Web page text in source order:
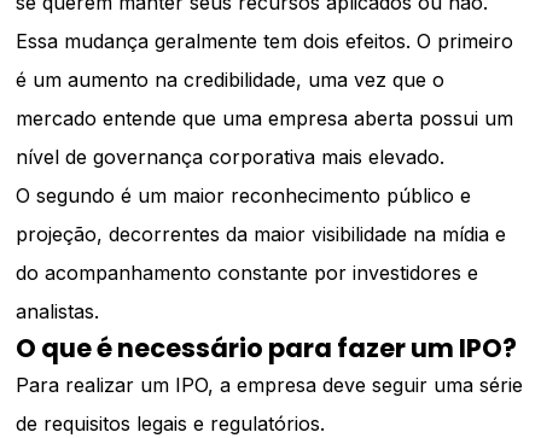
Essa mudança geralmente tem dois efeitos. O primeiro
é um aumento na credibilidade, uma vez que o
mercado entende que uma empresa aberta possui um
nível de governança corporativa mais elevado.
O segundo é um maior reconhecimento público e
projeção, decorrentes da maior visibilidade na mídia e
do acompanhamento constante por investidores e
analistas.
O que é necessário para fazer um IPO?
Para realizar um IPO, a empresa deve seguir uma série
de requisitos legais e regulatórios.